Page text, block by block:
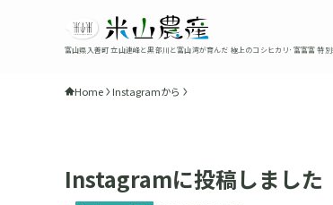
富山県入善町 立山連峰と黒部川と富山湾が育んだ 極上のコシヒカリ･富富富 特
Home Instagramから
Instagramに投稿しました